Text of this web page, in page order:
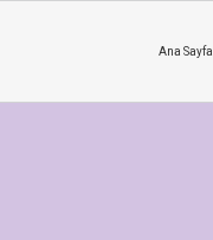
Ana Sayfa